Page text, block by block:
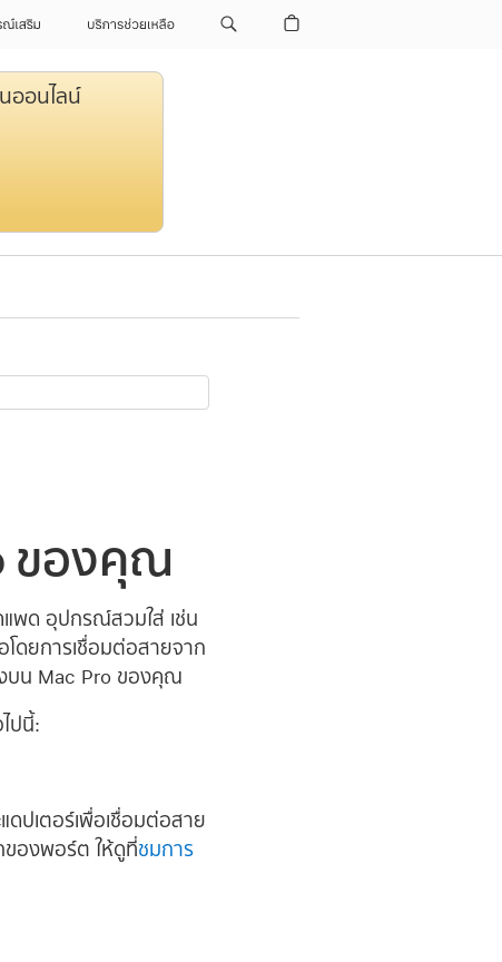
ณ์เสริม บริการช่วยเหลือ
ออนไลน์
ของคุณ
พด อุปกรณ์สวมใส่ เช่น
โดยการเชื่อมต่อสายจาก
บน Mac Pro ของคุณ
ปนี้:
ปเตอร์เพื่อเชื่อมต่อสาย
ของพอร์ต ให้ดูที่ชมการ